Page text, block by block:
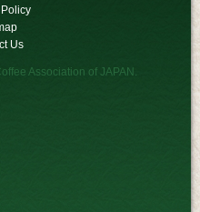
Us
Association of JAPAN